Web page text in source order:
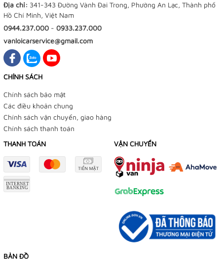
Địa chỉ: 341-343 Đường Vành Đai Trong, Phường An Lạc, Thành phố
Hồ Chí Minh, Việt Nam
0944.237.000 - 0933.237.000
vanloicarservice@gmail.com
CHÍNH SÁCH
Chính sách bảo mật
Các điều khoản chung
Chính sách vận chuyển, giao hàng
Chính sách thanh toán
THANH TOÁN
VẬN CHUYỂN
BẢN ĐỒ